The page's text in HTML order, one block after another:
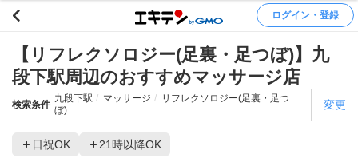
ログイン・登録
【リフレクソロジー(足裏・足つぼ)】九
段下駅周辺のおすすめマッサージ店
検索条件
九段下駅 マッサージ
リフレクソロジー(足裏・足つ
ぼ)
変更
日祝OK 21時以降OK